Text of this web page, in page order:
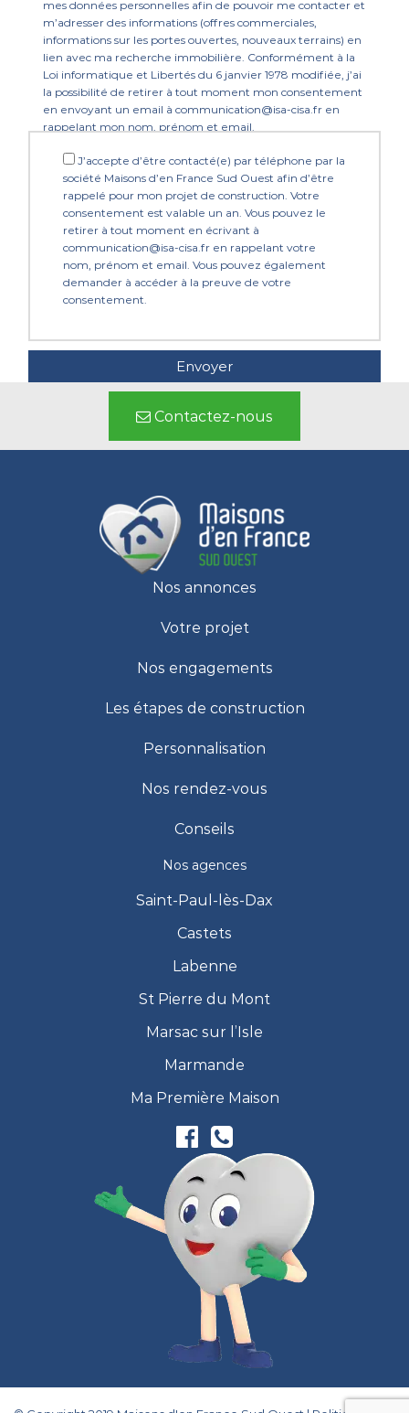
mes données personnelles afin de pouvoir me contacter et
m’adresser des informations (offres commerciales,
informations sur les portes ouvertes, nouveaux terrains) en
lien avec ma recherche immobilière. Conformément à la
Loi informatique et Libertés du 6 janvier 1978 modifiée, j’ai
la possibilité de retirer à tout moment mon consentement
en envoyant un email à communication@isa-cisa.fr en
rappelant mon nom, prénom et email.
J’accepte d’être contacté(e) par téléphone par la
société Maisons d’en France Sud Ouest afin d’être
rappelé pour mon projet de construction. Votre
consentement est valable un an. Vous pouvez le
retirer à tout moment en écrivant à
communication@isa-cisa.fr en rappelant votre
nom, prénom et email. Vous pouvez également
demander à accéder à la preuve de votre
consentement.
Contactez-nous
Nos annonces
Votre projet
Nos engagements
Les étapes de construction
Personnalisation
Nos rendez-vous
Conseils
Nos agences
Saint-Paul-lès-Dax
Castets
Labenne
St Pierre du Mont
Marsac sur l’Isle
Marmande
Ma Première Maison